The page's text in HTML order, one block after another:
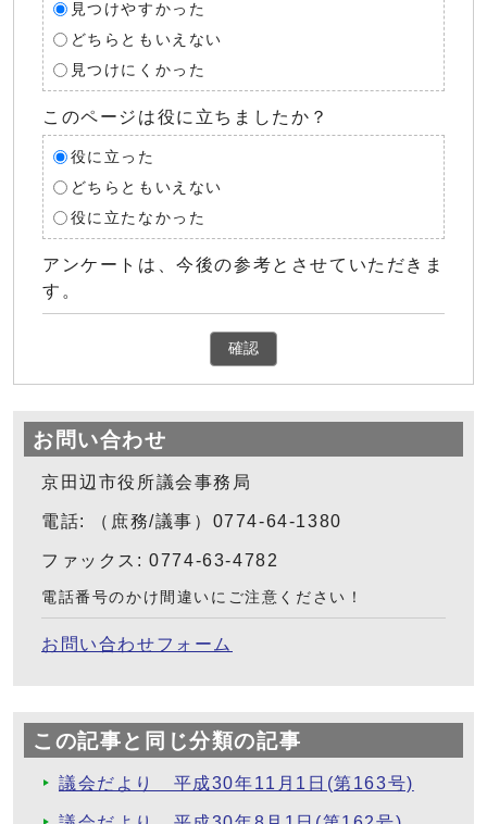
見つけやすかった
どちらともいえない
見つけにくかった
このページは役に立ちましたか？
役に立った
どちらともいえない
役に立たなかった
アンケートは、今後の参考とさせていただきま
す。
確認
お問い合わせ
京田辺市役所議会事務局
電話: （庶務/議事）0774-64-1380
ファックス: 0774-63-4782
電話番号のかけ間違いにご注意ください！
お問い合わせフォーム
この記事と同じ分類の記事
議会だより 平成30年11月1日(第163号)